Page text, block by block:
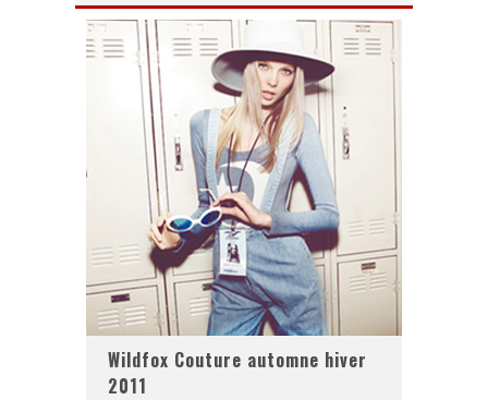
Anti chute cheveux homme : quelles solutions pour renforcer sa chevelure ?
Wildfox Couture automne hiver
2011